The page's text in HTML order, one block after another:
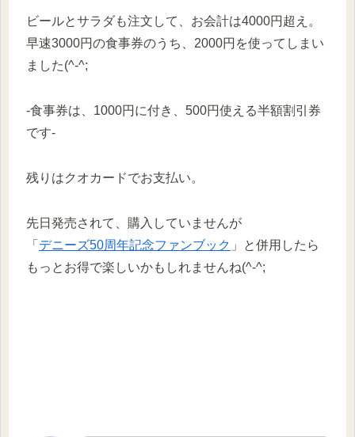
ビールとサラダも注文して、お会計は4000円超え。
早速3000円の食事券のうち、2000円を使ってしまい
ました(^-^;
-食事券は、1000円に付き、500円使える半額割引券
です-
残りはクオカードでお支払い。
先日発売されて、購入していませんが
「 デニーズ50周年記念ファンブック 」と併用したら
もっとお得で楽しいかもしれませんね(^-^;